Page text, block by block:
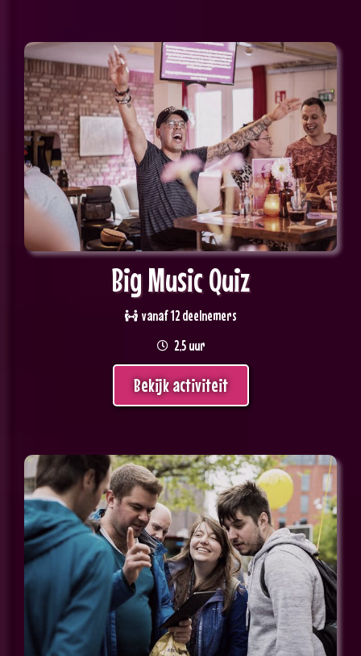
Big Music Quiz
vanaf 12 deelnemers
2,5 uur
Bekijk activiteit